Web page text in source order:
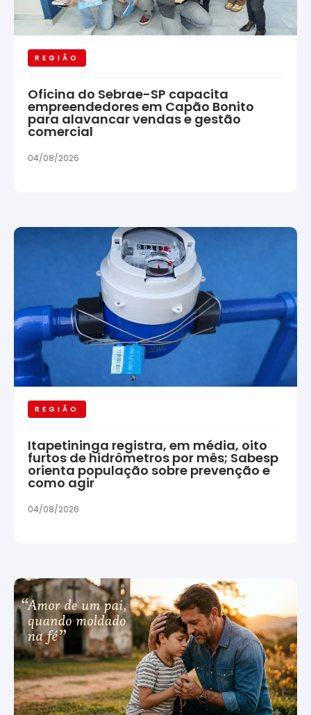
REGIÃO
Oficina do Sebrae-SP capacita
empreendedores em Capão Bonito
para alavancar vendas e gestão
comercial
04/08/2026
REGIÃO
Itapetininga registra, em média, oito
furtos de hidrômetros por mês; Sabesp
orienta população sobre prevenção e
como agir
04/08/2026